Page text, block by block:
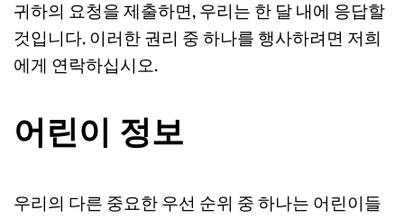
귀하의 요청을 제출하면, 우리는 한 달 내에 응답할
것입니다. 이러한 권리 중 하나를 행사하려면 저희
에게 연락하십시오.
어린이 정보
우리의 다른 중요한 우선 순위 중 하나는 어린이들